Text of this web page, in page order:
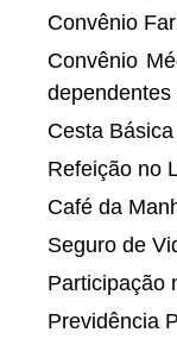
Convênio
Convênio
Cesta
Refeição no
Café da
Seguro de
Participação
Previdência